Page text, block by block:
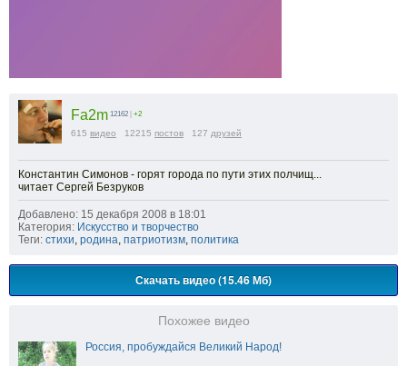
Fa2m 12162 | +2
615 видео 12215 постов 127 друзей
Константин Симонов - горят города по пути этих полчищ...
читает Сергей Безруков
Добавлено: 15 декабря 2008 в 18:01
Категория: Искусство и творчество
Теги: стихи родина патриотизм политика
Скачать видео (15.46 Мб)
Похожее видео
Россия, пробуждайся Великий Народ!